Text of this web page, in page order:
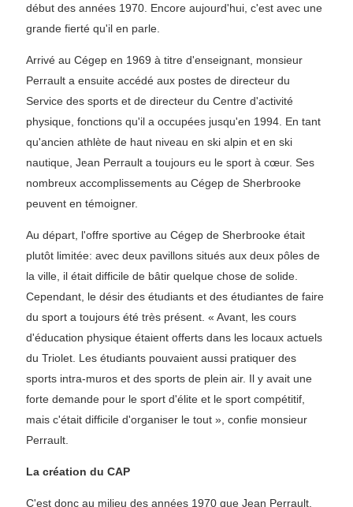
début des années 1970. Encore aujourd'hui, c'est avec une
grande fierté qu'il en parle.
Arrivé au Cégep en 1969 à titre d'enseignant, monsieur
Perrault a ensuite accédé aux postes de directeur du
Service des sports et de directeur du Centre d'activité
physique, fonctions qu'il a occupées jusqu'en 1994. En tant
qu'ancien athlète de haut niveau en ski alpin et en ski
nautique, Jean Perrault a toujours eu le sport à cœur. Ses
nombreux accomplissements au Cégep de Sherbrooke
peuvent en témoigner.
Au départ, l'offre sportive au Cégep de Sherbrooke était
plutôt limitée: avec deux pavillons situés aux deux pôles de
la ville, il était difficile de bâtir quelque chose de solide.
Cependant, le désir des étudiants et des étudiantes de faire
du sport a toujours été très présent. « Avant, les cours
d'éducation physique étaient offerts dans les locaux actuels
du Triolet. Les étudiants pouvaient aussi pratiquer des
sports intra-muros et des sports de plein air. Il y avait une
forte demande pour le sport d'élite et le sport compétitif,
mais c'était difficile d'organiser le tout », confie monsieur
Perrault.
La création du CAP
C'est donc au milieu des années 1970 que Jean Perrault,